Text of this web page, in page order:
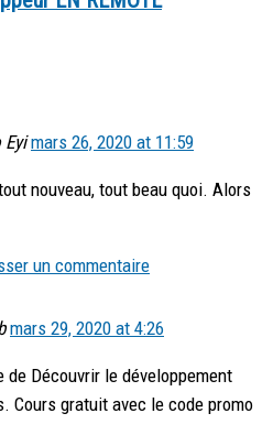
Eyi mars 26, 2020 at 11:59
nouveau, tout beau quoi. Alors
un commentaire
mars 29, 2020 at 4:26
Découvrir le développement
Cours gratuit avec le code promo